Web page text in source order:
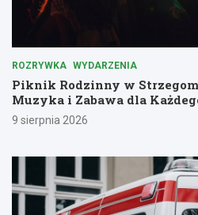
ROZRYWKA WYDARZENIA
Piknik Rodzinny w
Muzyka i Zabawa dla
9 sierpnia 2026